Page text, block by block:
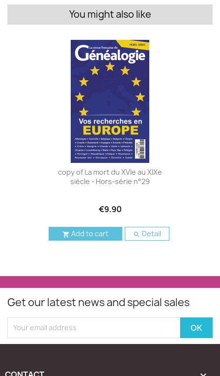
You might also like
copy of La mort du XVIe au XIXe
siècle - Hors-série n°29
€9.90
 Add to cart  Detail
Get our latest news and special sales